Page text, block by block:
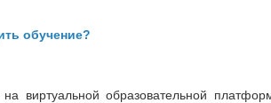
обучение?
виртуальной образовательной